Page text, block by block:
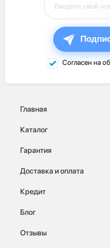
Согласен на
Главная
Каталог
Гарантия
Доставка и оплата
Кредит
Блог
Отзывы